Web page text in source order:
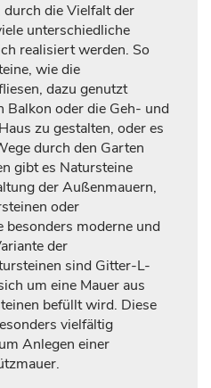
die Vielfalt der
unterschiedliche
realisiert werden. So
wie die
dazu genutzt
Balkon oder die Geh- und
zu gestalten, oder es
durch den Garten
gibt es Natursteine
der Außenmauern,
oder
besonders moderne und
der
sind Gitter-L-
um eine Mauer aus
befüllt wird. Diese
vielfältig
Anlegen einer